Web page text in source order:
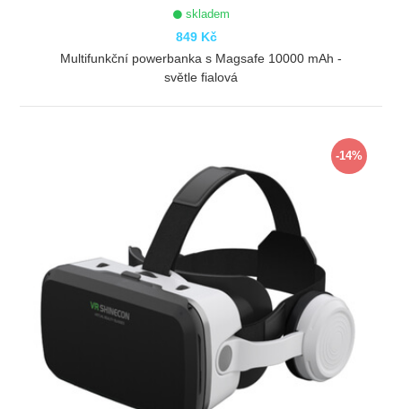
skladem
849 Kč
Multifunkční powerbanka s Magsafe 10000 mAh -
světle fialová
-14%